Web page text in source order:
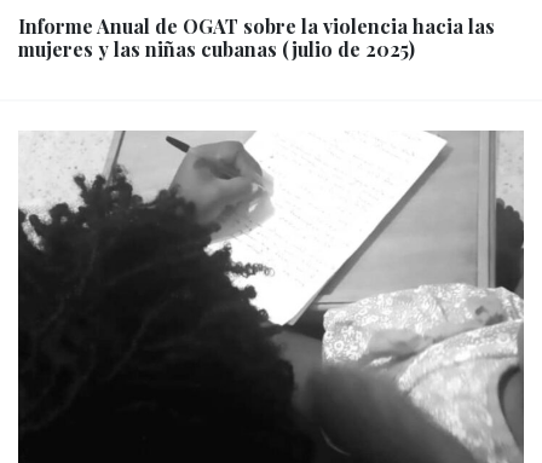
Informe Anual de OGAT sobre la violencia hacia las
mujeres y las niñas cubanas (julio de 2025)